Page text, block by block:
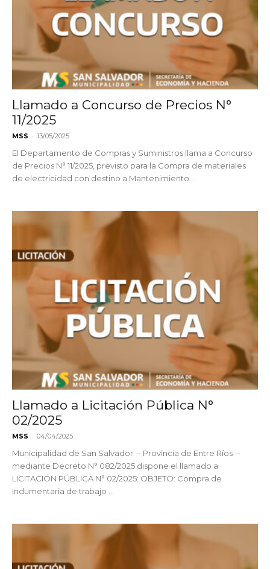
Llamado a Concurso de Precios N°
11/2025
MSS - 13/05/2025
El Departamento de Compras y Suministros llama a Concurso
de Precios N° 11/2025, previsto para la Compra de materiales
de electricidad con destino a Mantenimiento...
Llamado a Licitación Pública N°
02/2025
MSS - 04/04/2025
Municipalidad de San Salvador – Provincia de Entre Ríos –
mediante Decreto N° 082/2025 dispone el llamado a
LICITACIÓN PÚBLICA N° 02/2025: OBJETO: Compra de
Indumentaria de trabajo ...